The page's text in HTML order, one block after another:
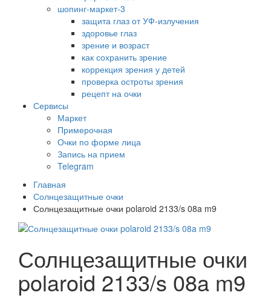
шопинг-маркет-3
защита глаз от УФ-излучения
здоровье глаз
зрение и возраст
как сохранить зрение
коррекция зрения у детей
проверка остроты зрения
рецепт на очки
Сервисы
Маркет
Примерочная
Очки по форме лица
Запись на прием
Telegram
Главная
Солнцезащитные очки
Солнцезащитные очки polaroid 2133/s 08a m9
Солнцезащитные очки
polaroid 2133/s 08a m9